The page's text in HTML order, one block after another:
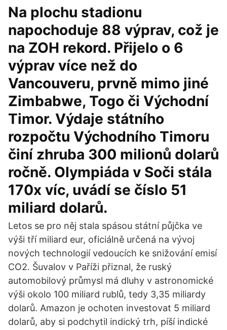
Na plochu stadionu
napochoduje 88 výprav, což je
na ZOH rekord. Přijelo o 6
výprav více než do
Vancouveru, prvně mimo jiné
Zimbabwe, Togo či Východní
Timor. Výdaje státního
rozpočtu Východního Timoru
činí zhruba 300 milionů dolarů
ročně. Olympiáda v Soči stála
170x víc, uvádí se číslo 51
miliard dolarů.
Letos se pro něj stala spásou státní půjčka ve
výši tří miliard eur, oficiálně určená na vývoj
nových technologií vedoucích ke snižování emisí
CO2. Šuvalov v Paříži přiznal, že ruský
automobilový průmysl má dluhy v astronomické
výši okolo 100 miliard rublů, tedy 3,35 miliardy
dolarů. Amazon je ochoten investovat 5 miliard
dolarů, aby si podchytil indický trh, píší indické